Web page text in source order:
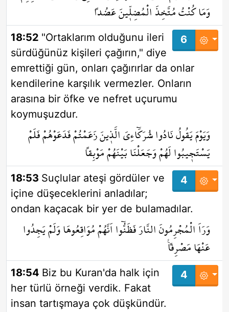
وَمَا كُنْتُ مُتَّخِذَ الْمُضِلّ۪ينَ عَضُداً
6
18:52 "Ortaklarım olduğunu ileri
sürdüğünüz kişileri çağırın," diye
emrettiği gün, onları çağırırlar da onlar
kendilerine karşılık vermezler. Onların
arasına bir öfke ve nefret uçurumu
koymuşuzdur.
وَيَوْمَ يَقُولُ نَادُوا شُرَكَٓاءِيَ الَّذ۪ينَ زَعَمْتُمْ فَدَعَوْهُمْ فَلَمْ
يَسْتَج۪يبُوا لَهُمْ وَجَعَلْنَا بَيْنَهُمْ مَوْبِقاً
4
18:53 Suçlular ateşi gördüler ve
içine düşeceklerini anladılar;
ondan kaçacak bir yer de bulamadılar.
وَرَاَ الْمُجْرِمُونَ النَّارَ فَظَنُّٓوا اَنَّهُمْ مُوَاقِعُوهَا وَلَمْ يَجِدُوا
عَنْهَا مَصْرِفاً۟
4
18:54 Biz bu Kuran'da halk için
her türlü örneği verdik. Fakat
insan tartışmaya çok düşkündür.